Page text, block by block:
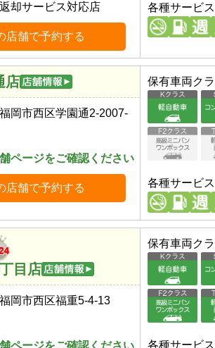
却サービス対応店
店舗で予約する
各種サービス
店
岡市西区学園通2-2007-
ページをご確認ください
店舗で予約する
保有車両ク
各種サービス
目店
岡市西区福重5-4-13
ページをご確認ください
保有車両ク
各種サービス